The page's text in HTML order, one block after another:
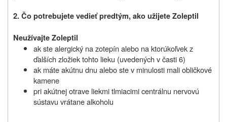
2. Čo potrebujete vedieť predtým, ako užijete Zoleptil
Neužívajte Zoleptil
ak ste alergický na zotepín alebo na ktorúkoľvek z
ďalších zložiek tohto lieku (uvedených v časti 6)
ak máte akútnu dnu alebo ste v minulosti mali obličkové
kamene
pri akútnej otrave liekmi tlmiacimi centrálnu nervovú
sústavu vrátane alkoholu